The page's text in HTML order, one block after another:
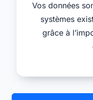
Vos données
systèmes
grâce à